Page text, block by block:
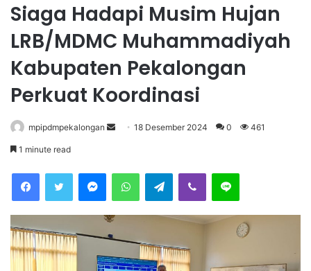
Siaga Hadapi Musim Hujan
LRB/MDMC Muhammadiyah
Kabupaten Pekalongan
Perkuat Koordinasi
mpipdmpekalongan
m
a
18 Desember 2024 0 461
1 minute read
Telegram